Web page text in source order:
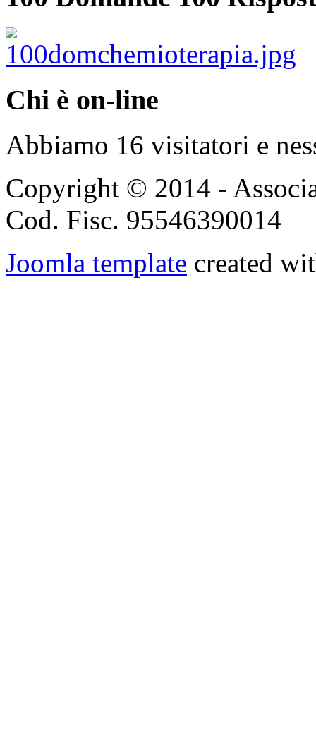
Chi è on-line
Abbiamo 16 visitatori e
Copyright © 2014 -
Cod. Fisc. 95546390014
Joomla template created